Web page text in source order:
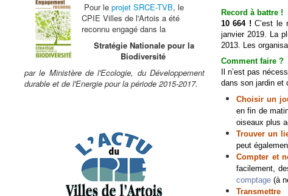
Pour le projet SRCE-TVB, le
CPIE Villes de l'Artois a été
reconnu engagé dans la
Stratégie Nationale pour la
Biodiversité
par le Ministère de l'Ecologie, du Développement
durable et de l'Energie pour la période 2015-2017.
Record à battre !
10 664 ! C’est le
janvier 2019. La
2013. Les
Comment faire ?
Il n’est pas
dans son jardin et
Choisir un
en fin de
oiseaux plus
Trouver un
peut
Compter et
facilement,
comptage(à